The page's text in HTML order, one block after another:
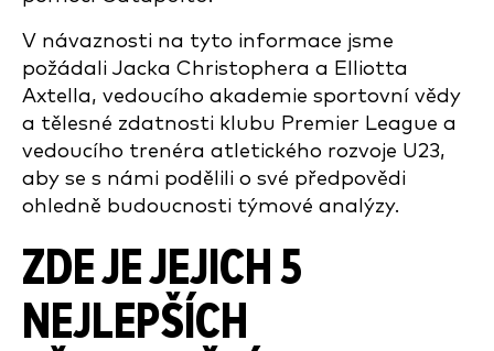
V návaznosti na tyto informace jsme
požádali Jacka Christophera a Elliotta
Axtella, vedoucího akademie sportovní vědy
a tělesné zdatnosti klubu Premier League a
vedoucího trenéra atletického rozvoje U23,
aby se s námi podělili o své předpovědi
ohledně budoucnosti týmové analýzy.
ZDE JE JEJICH 5
NEJLEPŠÍCH